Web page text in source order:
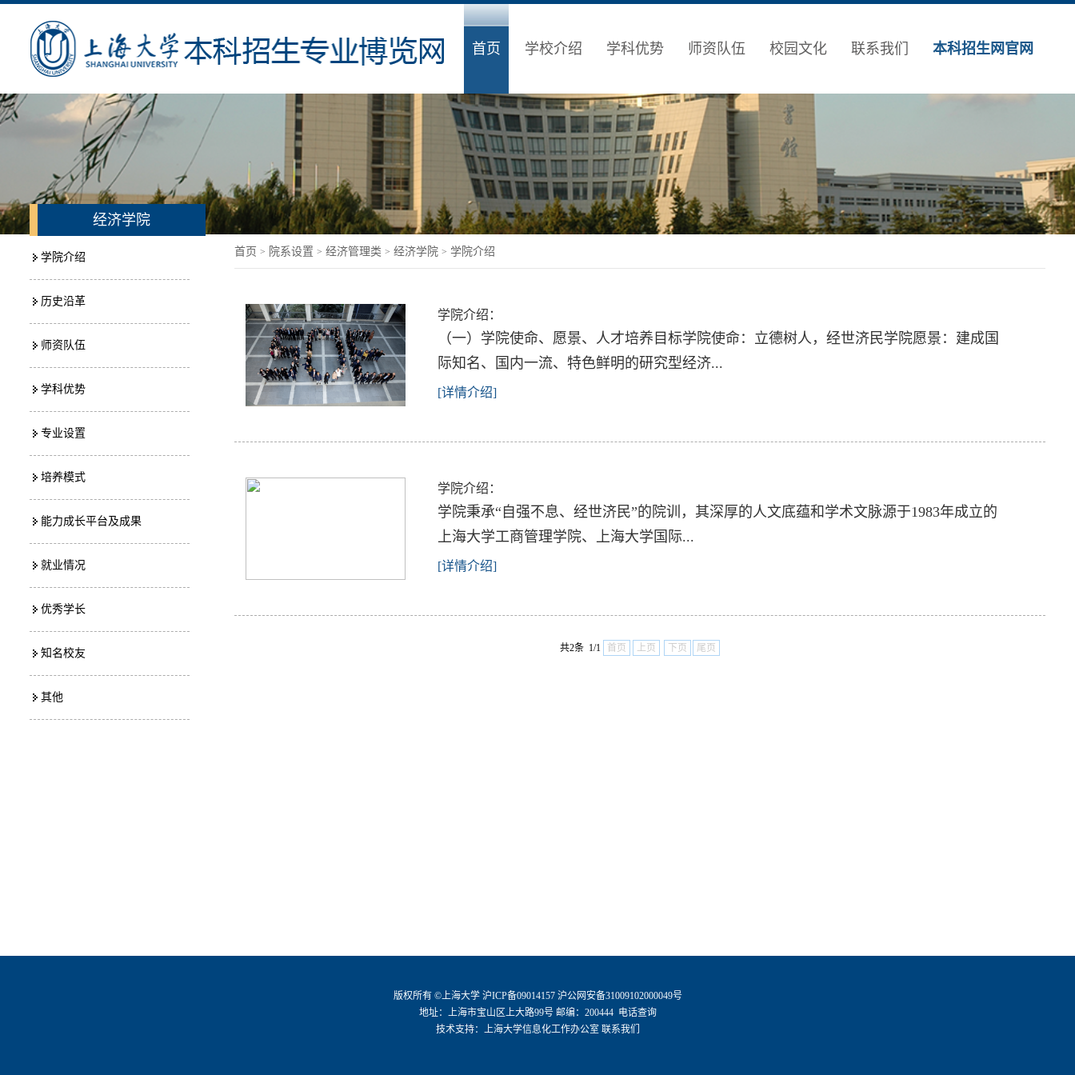
首页 学校介绍 学科优势 师资队伍 校园文化 联系我们 本科招生网官网
经济学院
学院介绍
历史沿革
师资队伍
学科优势
专业设置
培养模式
能力成长平台及成果
就业情况
优秀学长
知名校友
其他
首页 > 院系设置 > 经济管理类 > 经济学院 > 学院介绍
学院介绍：
（一）学院使命、愿景、人才培养目标学院使命：立德树人，经世济民学院愿景：建成国
际知名、国内一流、特色鲜明的研究型经济...
[详情介绍]
学院介绍：
​学院秉承“自强不息、经世济民”的院训，其深厚的人文底蕴和学术文脉源于1983年成立的
上海大学工商管理学院、上海大学国际...
[详情介绍]
共2条 1/1 首页 上页 下页 尾页
版权所有 ©上海大学 沪ICP备09014157 沪公网安备31009102000049号
地址：上海市宝山区上大路99号 邮编：200444 电话查询
技术支持：
上海大学信息化工作办公室 联系我们